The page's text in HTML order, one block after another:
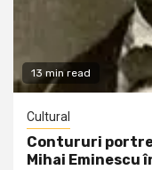
13 min read
Cultural
Contururi
Mihai Eminescu